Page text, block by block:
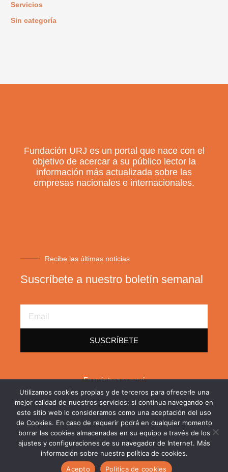
Servicios
Sin categoría
Fundación URJ es un portal que nace con el
objetivo de acercar a su público lector la
información más actualizada sobre las
empresas nacionales e internacionales.
Recibe las últimas noticias
Suscríbete a nuestro boletín semanal
Address
SUSCRÍBETE
Encuéntrenos aquí
F
c
e
b
o
k
-
X
t
w
i
t
e
r
L
n
k
e
d
n
Copyright © 2026. Todos los derechos reservados
Utilizamos cookies propias y de terceros para ofrecerle una
mejor calidad de nuestros servicios; si continua navegando en
este sitio web lo consideramos como una aceptación del uso
de Cookies. En caso de requerir podrá en cualquier momento
borrar las cookies almacenadas en su equipo a través de los
ajustes y configuraciones de su navegador de Internet. Más
información sobre nuestra política de cookies.
Acepto
Politica de cookies